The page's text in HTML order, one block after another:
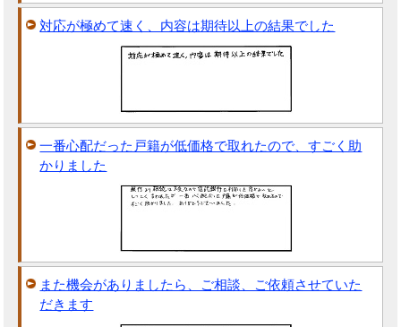
対応が極めて速く、内容は期待以上の結果でした
一番心配だった戸籍が低価格で取れたので、すごく助
かりました
また機会がありましたら、ご相談、ご依頼させていた
だきます